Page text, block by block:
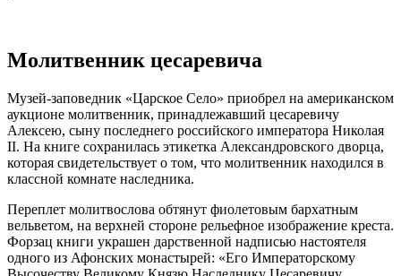
Молитвенник цесаревича
Музей-заповедник «Царское Село» приобрел на американском
аукционе молитвенник, принадлежавший цесаревичу
Алексею, сыну последнего российского императора Николая
II. На книге сохранилась этикетка Александровского дворца,
которая свидетельствует о том, что молитвенник находился в
классной комнате наследника.
Переплет молитвослова обтянут фиолетовым бархатным
вельветом, на верхней стороне рельефное изображение креста.
Форзац книги украшен дарственной надписью настоятеля
одного из Афонских монастырей: «Его Императорскому